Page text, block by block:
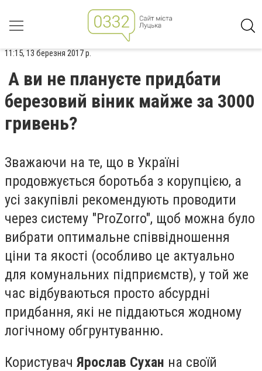
11:15, 13 березня 2017 р.
А ви не плануєте придбати
березовий віник майже за 3000
гривень?
Зважаючи на те, що в Україні
продовжується боротьба з корупцією, а
усі закупівлі рекомендують проводити
через систему "ProZorro", щоб можна було
вибрати оптимальне співвідношення
ціни та якості (особливо це актуально
для комунальних підприємств), у той же
час відбуваються просто абсурдні
придбання, які не піддаються жодному
логічному обгрунтуванню.
Користувач Ярослав Сухан на своїй